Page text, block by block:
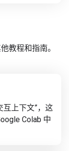
教程和指南。
互上下文”，这
Colab 中